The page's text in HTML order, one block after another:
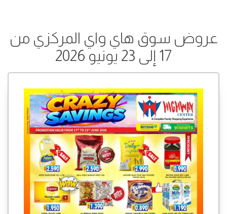
عروض سوق هاي واي المركزي من
17 إلى 23 يونيو 2026